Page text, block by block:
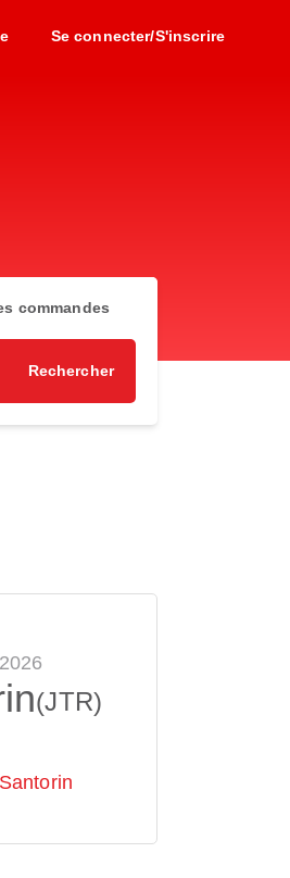
Se connecter/S'inscrire
commandes
Rechercher
(JTR)